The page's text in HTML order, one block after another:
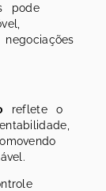
pode
reflete o